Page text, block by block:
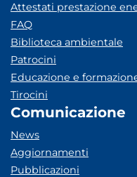
Attestati prestazione
FAQ
Biblioteca ambientale
Patrocini
Educazione e
Tirocini
Comunicazione
News
Aggiornamenti
Pubblicazioni